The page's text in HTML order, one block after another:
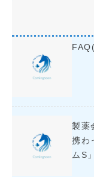
製薬
携わ
ムS